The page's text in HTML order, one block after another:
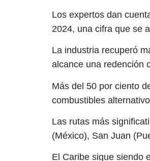
Los expertos dan
2024, una cifra que se
La industria recuperó
alcance una redención
Más del 50 por ciento
combustibles
Las rutas más
(México), San Juan
El Caribe sigue siendo